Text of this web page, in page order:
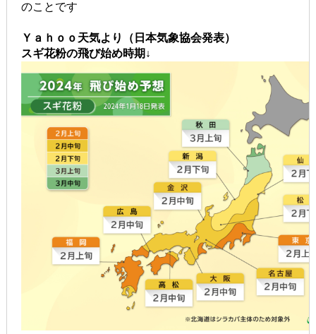
のことです
Ｙａｈｏｏ天気より（日本気象協会発表）
スギ花粉の飛び始め時期↓